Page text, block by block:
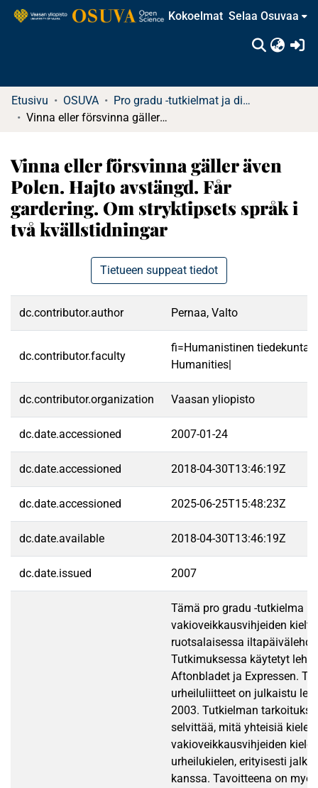
Kokoelmat Selaa Osuvaa
Etusivu OSUVA
Pro gradu -tutkielmat ja diplomityöt
Vinna eller försvinna gäller även Polen. Hajto avstängd. Får gardering. Om stryktipsets språk i två kvällstidningar
Vinna eller försvinna gäller även
Polen. Hajto avstängd. Får
gardering. Om stryktipsets språk i
två kvällstidningar
Tietueen suppeat tiedot
dc.contributor.author Pernaa, Valto
dc.contributor.faculty
fi=Humanistinen
Humanities|
dc.contributor.organization Vaasan yliopisto
dc.date.accessioned 2007-01-24
dc.date.accessioned 2018-04-30T13:46:19Z
dc.date.accessioned 2025-06-25T15:48:23Z
dc.date.available 2018-04-30T13:46:19Z
dc.date.issued 2007
Tämä pro gradu -tutkielma
vakioveikkausvihjeiden
ruotsalaisessa
Tutkimuksessa käytetyt
Aftonbladet ja Expressen.
urheiluliitteet on julkaistu
2003. Tutkielman
selvittää, mitä yhteisiä
vakioveikkausvihjeiden
urheilukielen, erityisesti
kanssa. Tavoitteena on